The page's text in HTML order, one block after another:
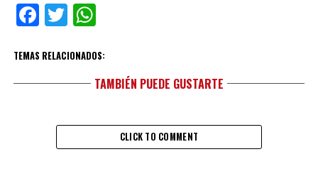
Facebook
TwitterWhatsApp
TEMAS RELACIONADOS:
TAMBIÉN PUEDE GUSTARTE
CLICK TO COMMENT